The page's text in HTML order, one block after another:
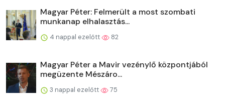
Magyar Péter: Felmerült a most szombati
munkanap elhalasztás...
4 nappal ezelőtt 82
Magyar Péter a Mavir vezénylő központjából
megüzente Mészáro...
3 nappal ezelőtt 75